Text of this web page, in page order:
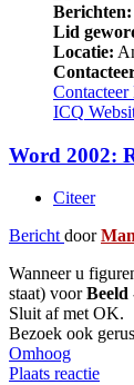
Berichten:
Lid
Locatie:
ICQ
Word 2002:
Citeer
Bericht door
Wanneer u
staat) voorBeeld
Sluit af met OK.
Bezoek ook
Omhoog
Plaats reactie